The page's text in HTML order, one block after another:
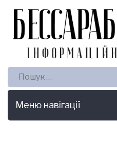
Пошук:
Меню навігації